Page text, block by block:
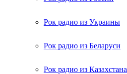
Рок радио из Украины
Рок радио из Беларуси
Рок радио из Казахстана